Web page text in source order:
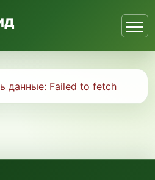
данные: Failed to fetch